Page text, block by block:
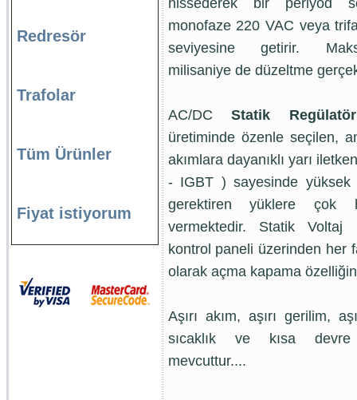
Redresör
Trafolar
Tüm Ürünler
Fiyat istiyorum
hissederek bir periyod
monofaze 220 VAC veya
seviyesine getirir.
milisaniye de düzeltme
AC/DCStatik
üretiminde özenle seçilen,
akımlara dayanıklı yarı
- IGBT ) sayesinde yüksek
gerektiren yüklere çok
vermektedir. Statik Voltaj
kontrol paneli üzerinden her
olarak açma kapama
Aşırı akım, aşırı gerilim,
sıcaklık ve kısa devre
mevcuttur....